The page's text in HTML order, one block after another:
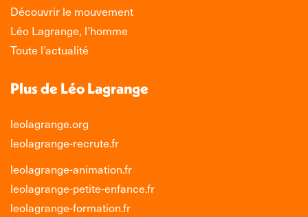
une
nouvelle
fenêtre
une
fenêtre
une
nouvelle
fenêtre
une
nouvelle
fenêtre
Découvrir le mouvement
Léo Lagrange, l’homme
Toute l’actualité
Plus de Léo Lagrange
leolagrange.org
leolagrange-recrute.fr
leolagrange-animation.fr
leolagrange-petite-enfance.fr
leolagrange-formation.fr